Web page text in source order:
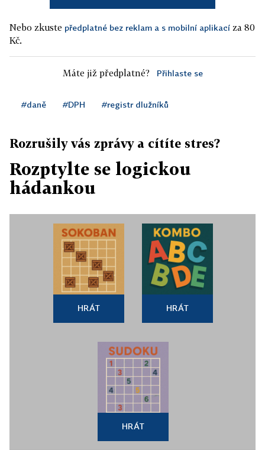
Nebo zkuste předplatné bez reklam a s mobilní aplikací za 80
Kč.
Máte již předplatné? Přihlaste se
#daně #DPH #registr dlužníků
Rozrušily vás zprávy a cítíte stres?
Rozptylte se logickou
hádankou
HRÁT HRÁT
HRÁT